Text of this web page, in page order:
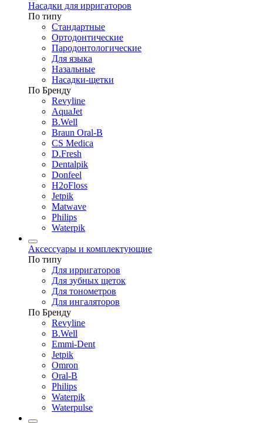
Насадки для ирригаторов
По типу
Стандартные
Ортодонтические
Пародонтологические
Для языка
Назальные
Насадки-щетки
По Бренду
Revyline
AquaJet
B.Well
Braun Oral-B
CS Medica
D.Fresh
Dentalpik
Donfeel
H2oFloss
Jetpik
Matwave
Philips
Waterpik
Аксессуары и комплектующие
По типу
Для ирригаторов
Для зубных щеток
Для тонометров
Для ингаляторов
По Бренду
Revyline
B.Well
Emmi-Dent
Jetpik
Omron
Oral-B
Philips
Waterpik
Waterpulse